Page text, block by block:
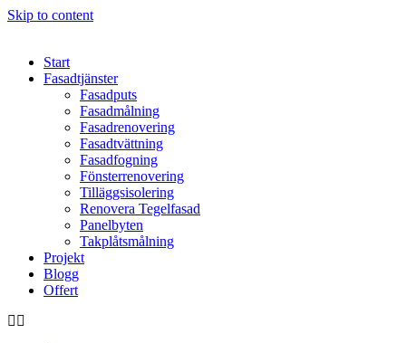
Skip to content
Start
Fasadtjänster
Fasadputs
Fasadmålning
Fasadrenovering
Fasadtvättning
Fasadfogning
Fönsterrenovering
Tilläggsisolering
Renovera Tegelfasad
Panelbyten
Takplåtsmålning
Projekt
Blogg
Offert